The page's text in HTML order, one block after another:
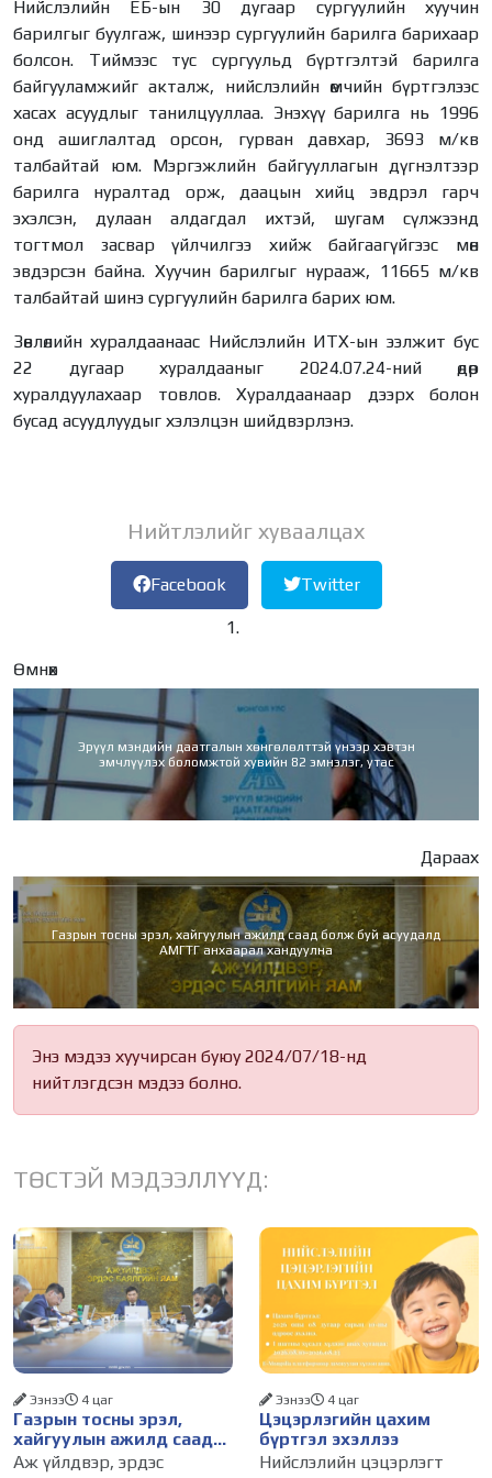
Нийслэлийн ЕБ-ын 30 дугаар сургуулийн хуучин
барилгыг буулгаж, шинээр сургуулийн барилга барихаар
болсон. Тиймээс тус сургуульд бүртгэлтэй барилга
байгууламжийг акталж, нийслэлийн өмчийн бүртгэлээс
хасах асуудлыг танилцууллаа. Энэхүү барилга нь 1996
онд ашиглалтад орсон, гурван давхар, 3693 м/кв
талбайтай юм. Мэргэжлийн байгууллагын дүгнэлтээр
барилга нуралтад орж, даацын хийц эвдрэл гарч
эхэлсэн, дулаан алдагдал ихтэй, шугам сүлжээнд
тогтмол засвар үйлчилгээ хийж байгаагүйгээс мөн
эвдэрсэн байна. Хуучин барилгыг нурааж, 11665 м/кв
талбайтай шинэ сургуулийн барилга барих юм.
Зөвлөлийн хуралдаанаас Нийслэлийн ИТХ-ын ээлжит бус
22 дугаар хуралдааныг 2024.07.24-ний өдөр
хуралдуулахаар товлов. Хуралдаанаар дээрх болон
бусад асуудлуудыг хэлэлцэн шийдвэрлэнэ.
Нийтлэлийг хуваалцах
Facebook Twitter
Өмнөх
Эрүүл мэндийн даатгалын хөнгөлөлттэй үнээр хэвтэн
эмчлүүлэх боломжтой хувийн 82 эмнэлэг, утас
Дараах
Газрын тосны эрэл, хайгуулын ажилд саад болж буй асуудалд
АМГТГ анхаарал хандуулна
Энэ мэдээ хуучирсан буюу 2024/07/18-нд
нийтлэгдсэн мэдээ болно.
ТӨСТЭЙ МЭДЭЭЛЛҮҮД:
Газрын тосны эрэл,
хайгуулын ажилд саад
болж буй асуудалд
Ээнээ 4 цаг
Аж үйлдвэр, эрдэс
Цэцэрлэгийн цахим
бүртгэл эхэллээ
Ээнээ 4 цаг
Нийслэлийн цэцэрлэгт